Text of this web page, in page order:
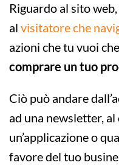
Riguardo al sito
al visitatore che
azioni che tu vuoi
comprare un tuo
Ciò può andare
ad una newsletter,
un’applicazione o
favore del tuo